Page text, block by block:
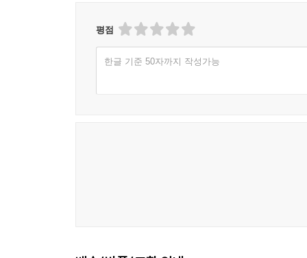
평점
한글 기준 50자까지 작성가능